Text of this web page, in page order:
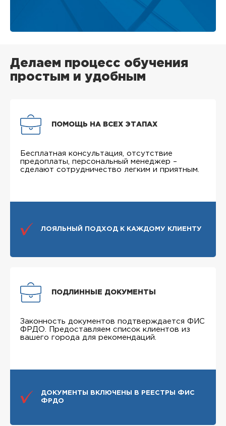
Делаем процесс обучения
простым и удобным
ПОМОЩЬ НА ВСЕХ ЭТАПАХ
Бесплатная консультация, отсутствие
предоплаты, персональный менеджер –
сделают сотрудничество легким и приятным.
ЛОЯЛЬНЫЙ ПОДХОД К КАЖДОМУ КЛИЕНТУ
ПОДЛИННЫЕ ДОКУМЕНТЫ
Законность документов подтверждается ФИС
ФРДО. Предоставляем список клиентов из
вашего города для рекомендаций.
ДОКУМЕНТЫ ВКЛЮЧЕНЫ В РЕЕСТРЫ ФИС
ФРДО